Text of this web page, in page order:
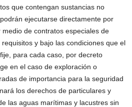
que contengan sustancias no
ejecutarse directamente por
de contratos especiales de
y bajo las condiciones que el
para cada caso, por decreto
en el caso de exploración o
de importancia para la seguridad
los derechos de particulares y
las aguas marítimas y lacustres sin